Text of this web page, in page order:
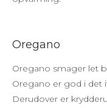
Oregano
Oregano smager let
Oregano er god i det
Derudover er